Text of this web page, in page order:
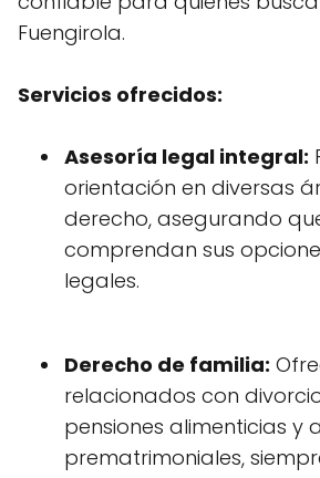
Fuengirola.
Servicios ofrecidos:
Asesoría legal integral:
orientación en diversas
derecho, asegurando
comprendan sus
legales.
Derecho de familia:
relacionados con
pensiones alimenticias y
prematrimoniales,